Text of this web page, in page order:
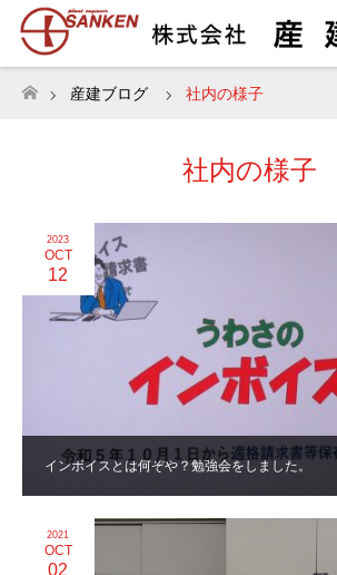
ホーム
産建ブログ 社内の様子
社内の様子
インボイスとは何ぞや？勉強会をしました。
2023
OCT
12
2021
OCT
02